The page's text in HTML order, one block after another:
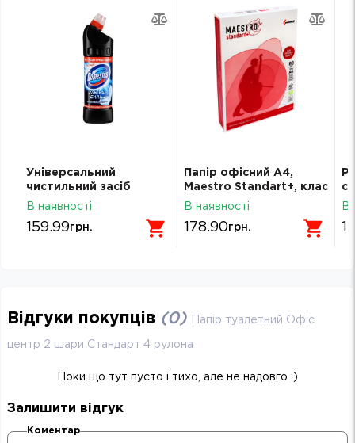
Папір офісний А4,
Mаestro Standart+, клас
B, 80 г/м2, 500 л, Mondi
В наявності
178.90грн.
Ручка масляна DB 2062
синя AXENT 62782
В наявності
12.00грн.
В
Відгуки покупців (0) Папір туалетний Офіс
центр 2 шари Стандарт 4 рулона
Поки що тут пусто і тихо, але не надовго :)
Залишити відгук
Коментар